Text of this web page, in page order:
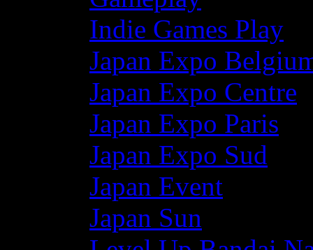
Indie Games Play
Japan Expo
Japan Expo Centre
Japan Expo Paris
Japan Expo Sud
Japan Event
Japan Sun